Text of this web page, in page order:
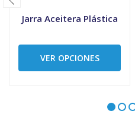
Jarra Aceitera Plástica
VER OPCIONES